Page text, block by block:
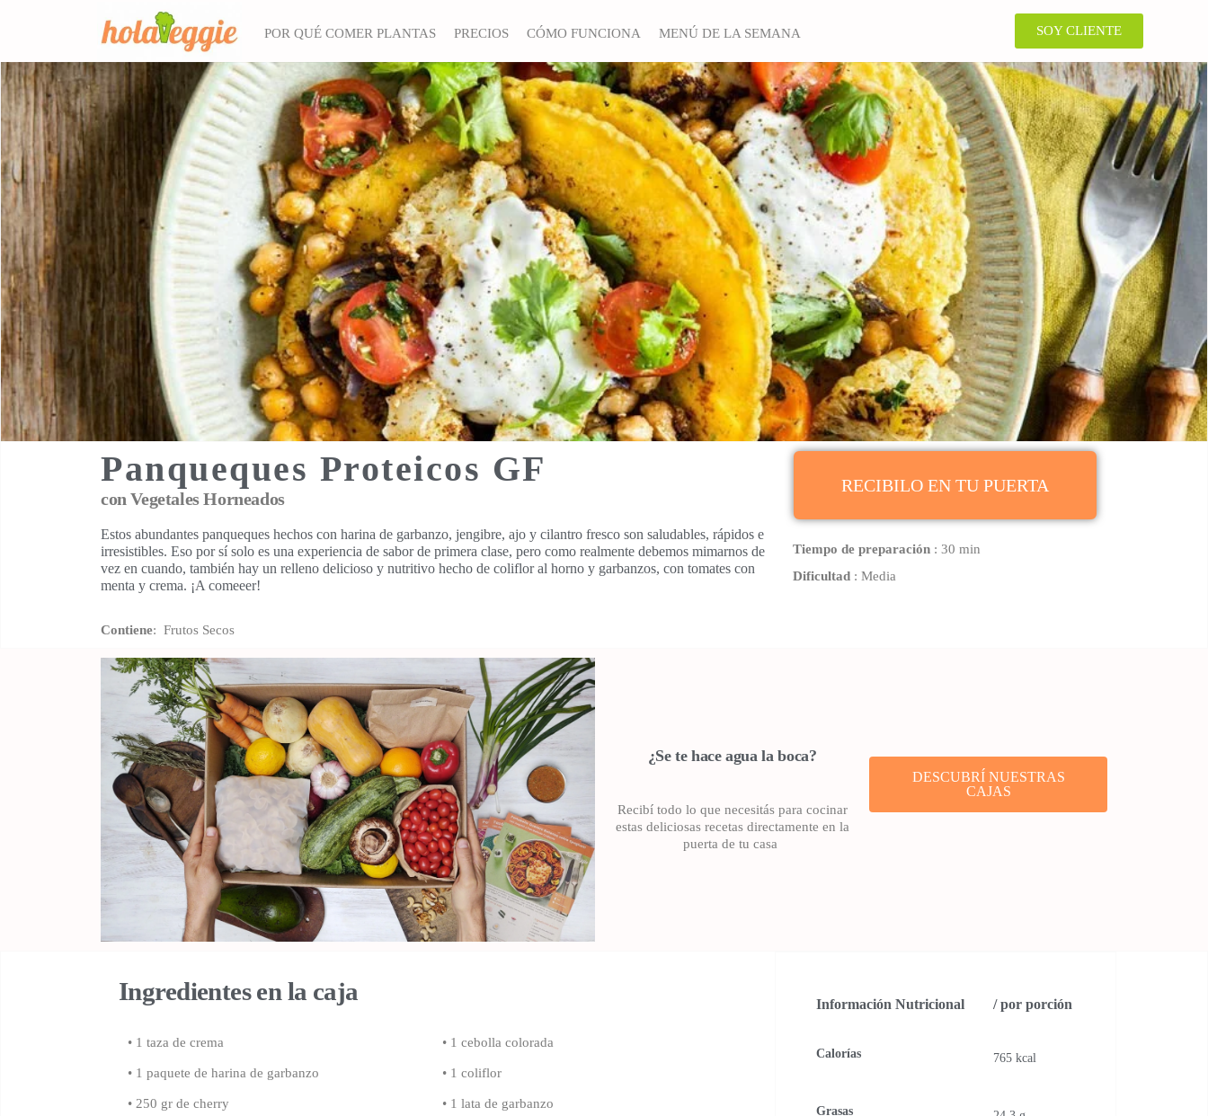
POR QUÉ COMER PLANTAS PRECIOS CÓMO FUNCIONA MENÚ DE LA SEMANA SOY CLIENTE
Panqueques Proteicos GF
con Vegetales Horneados
Estos abundantes panqueques hechos con harina de garbanzo, jengibre, ajo y cilantro fresco son saludables, rápidos e
irresistibles. Eso por sí solo es una experiencia de sabor de primera clase, pero como realmente debemos mimarnos de
vez en cuando, también hay un relleno delicioso y nutritivo hecho de coliflor al horno y garbanzos, con tomates con
menta y crema. ¡A comeeer!
Contiene: Frutos Secos
RECIBILO EN TU PUERTA
Tiempo de preparación: 30 min
Dificultad: Media
¿Se te hace agua la boca?
Recibí todo lo que necesitás para cocinar
estas deliciosas recetas directamente en la
puerta de tu casa
DESCUBRÍ NUESTRAS
CAJAS
Ingredientes en la caja
• 1 taza de crema
• 1 paquete de harina de garbanzo
• 250 gr de cherry
• 1 cebolla colorada
• 1 coliflor
• 1 lata de garbanzo
Información Nutricional / por porción
Calorías 765 kcal
Grasas